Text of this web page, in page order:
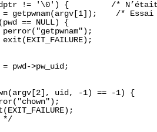
!= '\0') {         /*
getpwnam(argv[1]);    /*
== NULL) {
pwd->pw_uid;
uid, -1) == -1) {
*/